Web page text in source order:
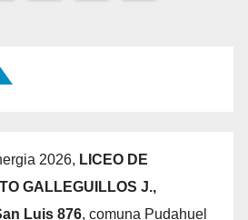
2026, LICEO DE
GALLEGUILLOS J.,
Luis 876, comuna Pudahuel